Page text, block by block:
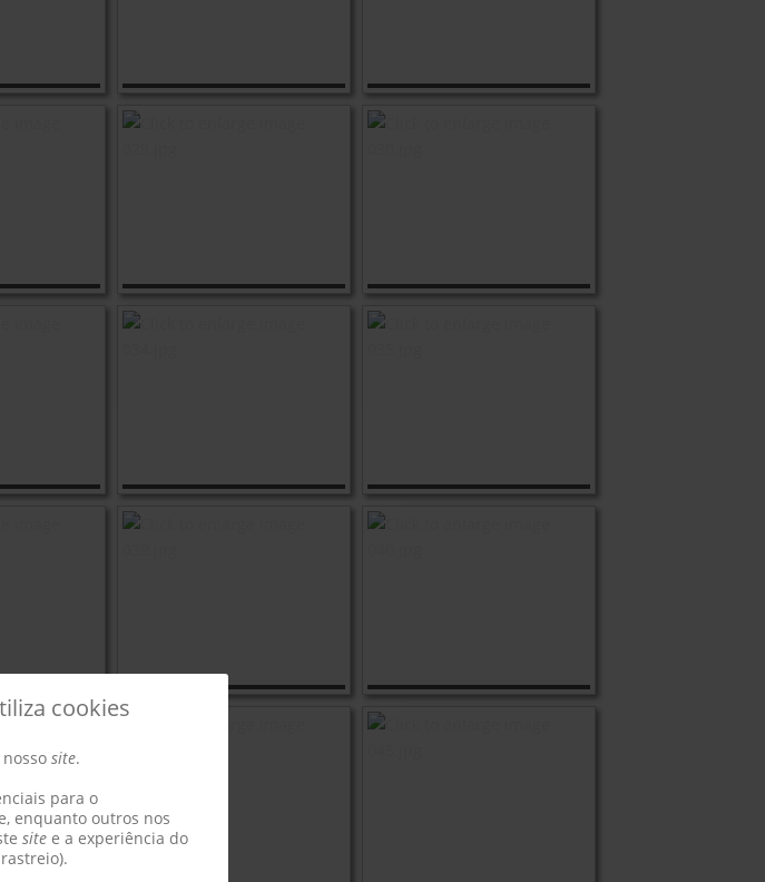
cookies
site.
para o
enquanto outros nos
site e a experiência do